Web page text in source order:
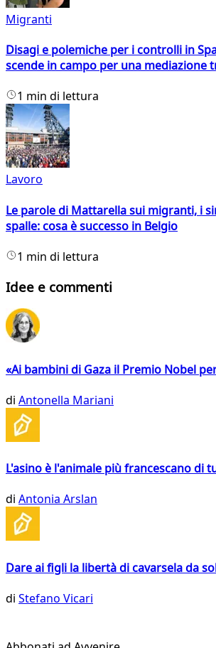
Migranti
Disagi e polemiche per i controlli in
scende in campo per una mediazione
1 min di lettura
Lavoro
Le parole di Mattarella sui migranti, i
spalle: cosa è successo in Belgio
1 min di lettura
Idee e commenti
«Ai bambini di Gaza il Premio Nobel
di Antonella Mariani
L'asino è l'animale più francescano di
di Antonia Arslan
Dare ai figli la libertà di cavarsela da
di Stefano Vicari